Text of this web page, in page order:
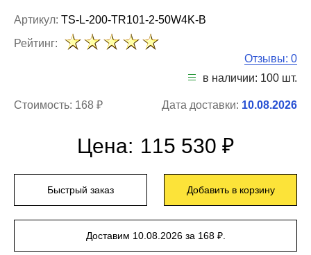
Артикул: TS-L-200-TR101-2-50W4K-B
Рейтинг:
Отзывы: 0
в наличии: 100 шт.
Стоимость: 168 ₽ Дата доставки: 10.08.2026
Цена: 115 530 ₽
Быстрый заказ Добавить в корзину
Доставим 10.08.2026 за 168 ₽.